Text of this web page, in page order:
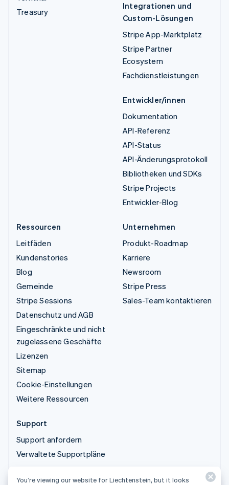
Treasury
Integrationen und
Custom-Lösungen
Stripe App-Marktplatz
Stripe Partner
Ecosystem
Fachdienstleistungen
Entwickler/innen
Dokumentation
API-Referenz
API-Status
API-Änderungsprotokoll
Bibliotheken und SDKs
Stripe Projects
Entwickler-Blog
Ressourcen
Leitfäden
Kundenstories
Blog
Gemeinde
Stripe Sessions
Datenschutz und AGB
Eingeschränkte und nicht
zugelassene Geschäfte
Lizenzen
Sitemap
Cookie-Einstellungen
Weitere Ressourcen
Unternehmen
Produkt-Roadmap
Karriere
Newsroom
Stripe Press
Sales-Team kontaktieren
Support
Support anfordern
Verwaltete Supportpläne
© 2026 Stripe, LLC
You’re viewing our website for Liechtenstein, but it looks